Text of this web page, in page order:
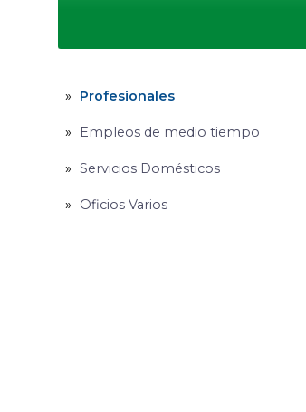
Profesionales
Empleos de medio tiempo
Servicios Domésticos
Oficios Varios